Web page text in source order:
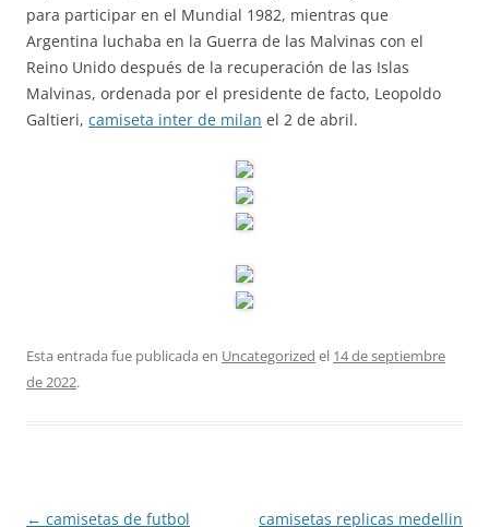
para participar en el Mundial 1982, mientras que
Argentina luchaba en la Guerra de las Malvinas con el
Reino Unido después de la recuperación de las Islas
Malvinas, ordenada por el presidente de facto, Leopoldo
Galtieri, camiseta inter de milan el 2 de abril.
Esta entrada fue publicada en Uncategorized el 14 de septiembre
de 2022.
Navegación
← camisetas de futbol camisetas replicas medellin